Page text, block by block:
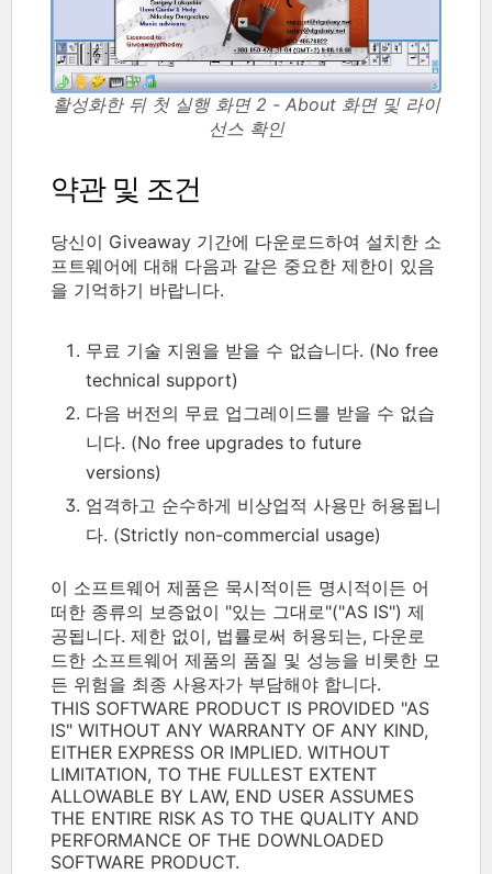
활성화한 뒤 첫 실행 화면 2 - About 화면 및 라이
선스 확인
약관 및 조건
당신이 Giveaway 기간에 다운로드하여 설치한 소
프트웨어에 대해 다음과 같은 중요한 제한이 있음
을 기억하기 바랍니다.
무료 기술 지원을 받을 수 없습니다. (No free
technical support)
다음 버전의 무료 업그레이드를 받을 수 없습
니다. (No free upgrades to future
versions)
엄격하고 순수하게 비상업적 사용만 허용됩니
다. (Strictly non-commercial usage)
이 소프트웨어 제품은 묵시적이든 명시적이든 어
떠한 종류의 보증없이 "있는 그대로"("AS IS") 제
공됩니다. 제한 없이, 법률로써 허용되는, 다운로
드한 소프트웨어 제품의 품질 및 성능을 비롯한 모
든 위험을 최종 사용자가 부담해야 합니다.
THIS SOFTWARE PRODUCT IS PROVIDED "AS
IS" WITHOUT ANY WARRANTY OF ANY KIND,
EITHER EXPRESS OR IMPLIED. WITHOUT
LIMITATION, TO THE FULLEST EXTENT
ALLOWABLE BY LAW, END USER ASSUMES
THE ENTIRE RISK AS TO THE QUALITY AND
PERFORMANCE OF THE DOWNLOADED
SOFTWARE PRODUCT.